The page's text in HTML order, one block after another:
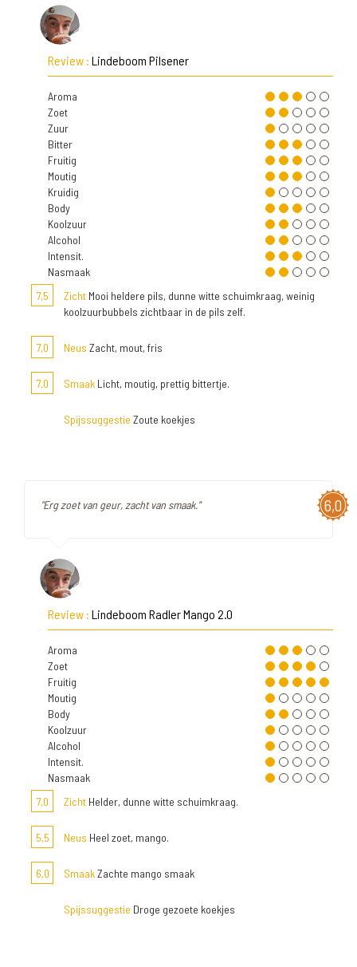
Review : Lindeboom Pilsener
Aroma
Zoet
Zuur
Bitter
Fruitig
Moutig
Kruidig
Body
Koolzuur
Alcohol
Intensit.
Nasmaak
7,5
Zicht Mooi heldere pils, dunne witte schuimkraag, weinig
koolzuurbubbels zichtbaar in de pils zelf.
7,0 Neus Zacht, mout, fris
7,0 Smaak Licht, moutig, prettig bittertje.
Spijssuggestie Zoute koekjes
6,0
"Erg zoet van geur, zacht van smaak."
Review : Lindeboom Radler Mango 2.0
Aroma
Zoet
Fruitig
Moutig
Body
Koolzuur
Alcohol
Intensit.
Nasmaak
7,0
Zicht Helder, dunne witte schuimkraag.
5,5 Neus Heel zoet, mango.
6,0 SmaakZachte mango smaak
Spijssuggestie Droge gezoete koekjes